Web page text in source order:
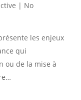
| No
les enjeux
qui
ou de la mise à